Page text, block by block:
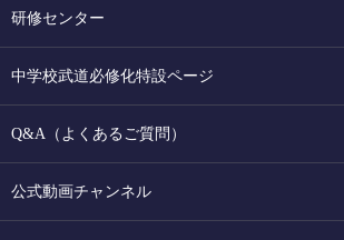
研修センター
中学校武道必修化特設ページ
Q&A（よくあるご質問）
公式動画チャンネル